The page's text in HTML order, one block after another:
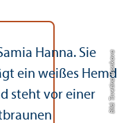
Bild: Tsvetina Tsonkova